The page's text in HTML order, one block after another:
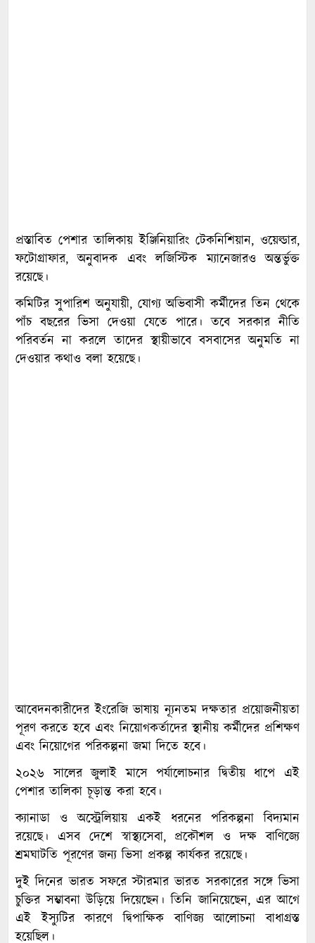
প্রস্তাবিত পেশার তালিকায় ইঞ্জিনিয়ারিং টেকনিশিয়ান, ওয়েল্ডার,
ফটোগ্রাফার, অনুবাদক এবং লজিস্টিক ম্যানেজারও অন্তর্ভুক্ত
রয়েছে।
কমিটির সুপারিশ অনুযায়ী, যোগ্য অভিবাসী কর্মীদের তিন থেকে
পাঁচ বছরের ভিসা দেওয়া যেতে পারে। তবে সরকার নীতি
পরিবর্তন না করলে তাদের স্থায়ীভাবে বসবাসের অনুমতি না
দেওয়ার কথাও বলা হয়েছে।
আবেদনকারীদের ইংরেজি ভাষায় ন্যূনতম দক্ষতার প্রয়োজনীয়তা
পূরণ করতে হবে এবং নিয়োগকর্তাদের স্থানীয় কর্মীদের প্রশিক্ষণ
এবং নিয়োগের পরিকল্পনা জমা দিতে হবে।
২০২৬ সালের জুলাই মাসে পর্যালোচনার দ্বিতীয় ধাপে এই
পেশার তালিকা চূড়ান্ত করা হবে।
ক্যানাডা ও অস্ট্রেলিয়ায় একই ধরনের পরিকল্পনা বিদ্যমান
রয়েছে। এসব দেশে স্বাস্থ্যসেবা, প্রকৌশল ও দক্ষ বাণিজ্যে
শ্রমঘাটতি পূরণের জন্য ভিসা প্রকল্প কার্যকর রয়েছে।
দুই দিনের ভারত সফরে স্টারমার ভারত সরকারের সঙ্গে ভিসা
চুক্তির সম্ভাবনা উড়িয়ে দিয়েছেন। তিনি জানিয়েছেন, এর আগে
এই ইস্যুটির কারণে দ্বিপাক্ষিক বাণিজ্য আলোচনা বাধাগ্রস্ত
হয়েছিল।